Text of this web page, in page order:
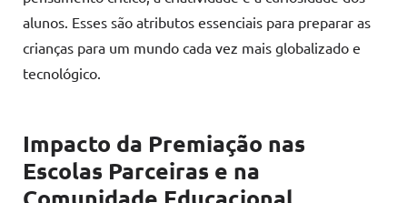
alunos. Esses são atributos essenciais para preparar as
crianças para um mundo cada vez mais globalizado e
tecnológico.
Impacto da Premiação nas
Escolas Parceiras e na